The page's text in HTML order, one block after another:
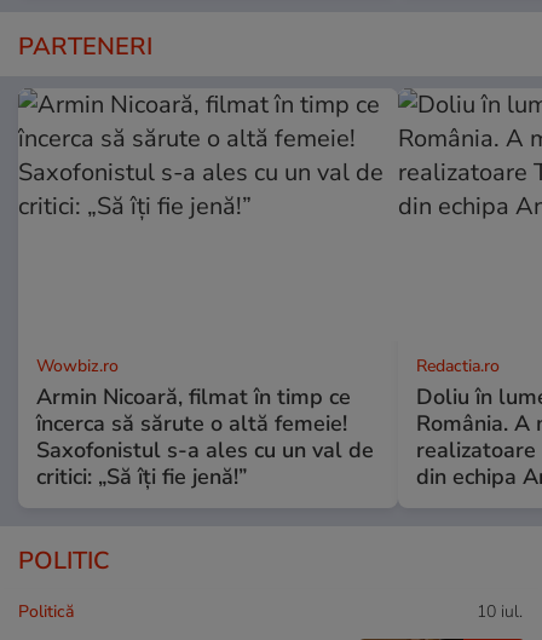
PARTENERI
Wowbiz.ro
Armin Nicoară, filmat în timp ce
încerca să sărute o altă femeie!
Saxofonistul s-a ales cu un val de
critici: „Să îți fie jenă!”
Redactia.ro
Doliu în
România. A
din echipa
POLITIC
Politică 10 iul.